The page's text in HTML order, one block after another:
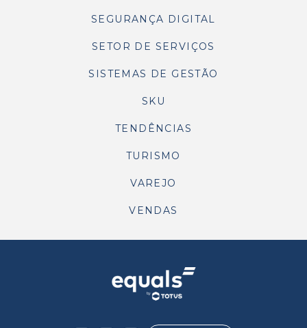
SEGURANÇA DIGITAL
SETOR DE SERVIÇOS
SISTEMAS DE GESTÃO
SKU
TENDÊNCIAS
TURISMO
VAREJO
VENDAS